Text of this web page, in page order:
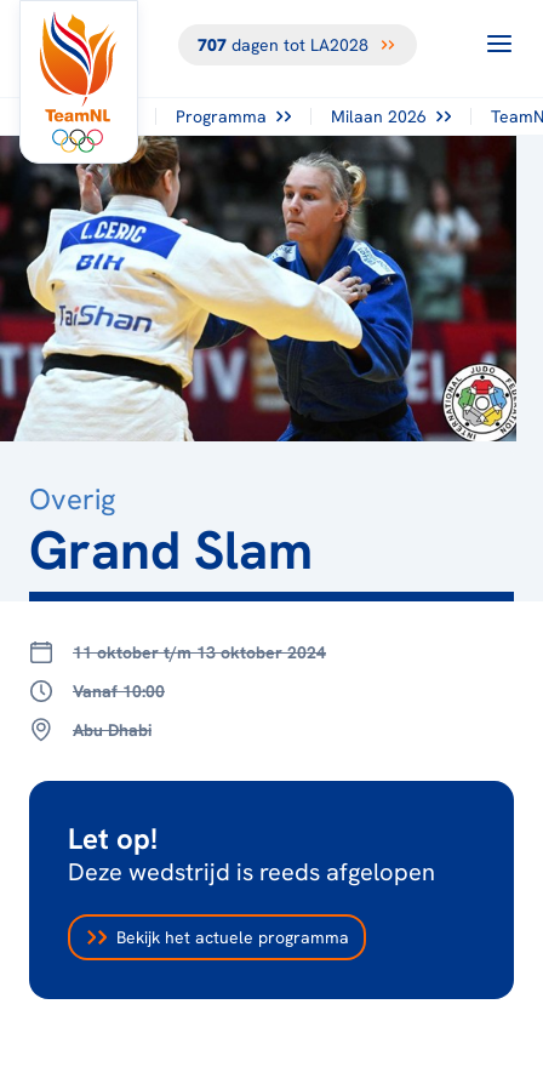
707dagen tot LA2028
Programma Milaan 2026
Overig
Grand Slam
11 oktober t/m 13 oktober 2024
Vanaf 10:00
Abu Dhabi
Let op!
Deze wedstrijd is reeds afgelopen
Bekijk het actuele programma
TERUG NAAR
OVERZICHT